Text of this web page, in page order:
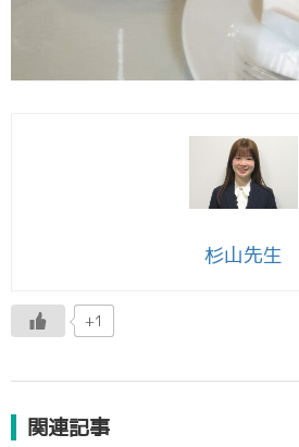
杉山先生
+1
関連記事